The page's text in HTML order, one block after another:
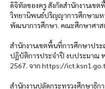
ดิจิทัลของครู สังกัดสำนักงานเข
วิทยานิพนธ์ปริญญาการศึกษามห
พัฒนาการศึกษา. คณะศึกษาศาส
สำนักงานเขตพื้นที่การศึกษาปร
ปฏิบัติการประจำปี งบประมาณ
2567. จาก https://
สำนักงานปลัดกระทรวงศึกษาธิก